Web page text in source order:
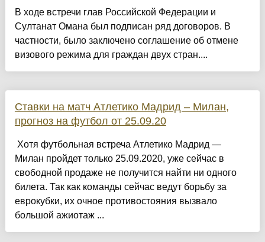
В ходе встречи глав Российской Федерации и
Султанат Омана был подписан ряд договоров. В
частности, было заключено соглашение об отмене
визового режима для граждан двух стран....
Ставки на матч Атлетико Мадрид – Милан,
прогноз на футбол от 25.09.20
Хотя футбольная встреча Атлетико Мадрид —
Милан пройдет только 25.09.2020, уже сейчас в
свободной продаже не получится найти ни одного
билета. Так как команды сейчас ведут борьбу за
еврокубки, их очное противостояния вызвало
большой ажиотаж ...